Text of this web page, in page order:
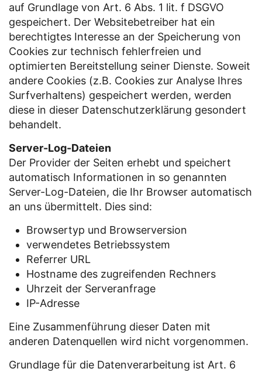
auf Grundlage von Art. 6 Abs. 1 lit. f DSGVO
gespeichert. Der Websitebetreiber hat ein
berechtigtes Interesse an der Speicherung von
Cookies zur technisch fehlerfreien und
optimierten Bereitstellung seiner Dienste. Soweit
andere Cookies (z.B. Cookies zur Analyse Ihres
Surfverhaltens) gespeichert werden, werden
diese in dieser Datenschutzerklärung gesondert
behandelt.
Server-Log-Dateien
Der Provider der Seiten erhebt und speichert
automatisch Informationen in so genannten
Server-Log-Dateien, die Ihr Browser automatisch
an uns übermittelt. Dies sind:
Browsertyp und Browserversion
verwendetes Betriebssystem
Referrer URL
Hostname des zugreifenden Rechners
Uhrzeit der Serveranfrage
IP-Adresse
Eine Zusammenführung dieser Daten mit
anderen Datenquellen wird nicht vorgenommen.
Grundlage für die Datenverarbeitung ist Art. 6